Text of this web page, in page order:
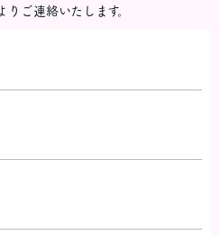
ご連絡いたします。